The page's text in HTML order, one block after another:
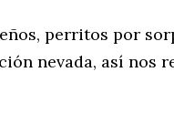
perritos por
nevada, así nos